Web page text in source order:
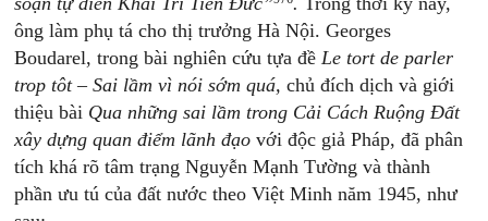
ông làm phụ tá cho thị trưởng Hà Nội. Georges
Boudarel, trong bài nghiên cứu tựa đề Le tort de parler
trop tôt–Sai lầm vì nói sớm quá, chủ đích dịch và giới
thiệu bài Qua những sai lầm trong Cải Cách Ruộng Đất
xây dựng quan điểm lãnh đạo với độc giả Pháp, đã phân
tích khá rõ tâm trạng Nguyễn Mạnh Tường và thành
phần ưu tú của đất nước theo Việt Minh năm 1945, như